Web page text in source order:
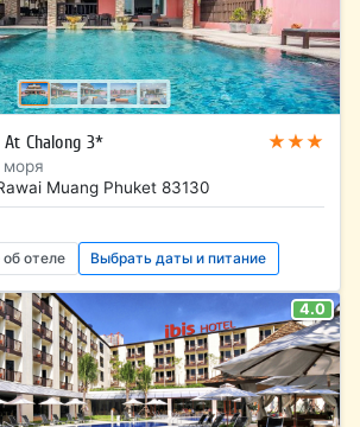
Chalong 3* ★★★
моря
Muang Phuket 83130
отеле Выбрать даты и питание
4.0